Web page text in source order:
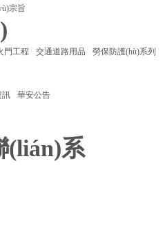
宗旨
門工程 交通道路用品 勞保防護(hù)系列
訊 華安公告
(lián)系